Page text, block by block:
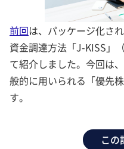
前回は、パッケージ化さ
資金調達方法「J-KISS」
て紹介しました。今回は
般的に用いられる「優先
す。
この